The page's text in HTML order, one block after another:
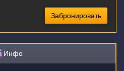
Забронировать
Инфо